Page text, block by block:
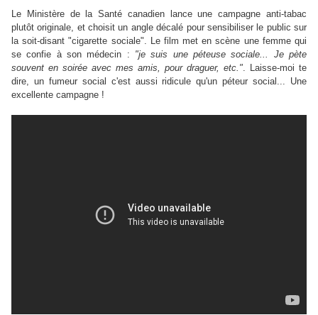
Le Ministère de la Santé canadien lance une campagne anti-tabac
plutôt originale, et choisit un angle décalé pour sensibiliser le public sur
la soit-disant "cigarette sociale". Le film met en scène une femme qui
se confie à son médecin : "je suis une péteuse sociale... Jepète
souvent en soirée avec mes amis, pour draguer, etc.". Laisse-moi te
dire, un fumeur social c'est aussi ridicule qu'un péteur social... Une
excellente campagne !